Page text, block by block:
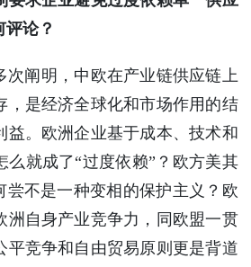
论？
次阐明，中欧在产业链供应链上
，是经济全球化和市场作用的结
益。欧洲企业基于成本、技术和
么就成了“过度依赖”？欧方美其
尝不是一种变相的保护主义？欧
洲自身产业竞争力，同欧盟一贯
平竞争和自由贸易原则更是背道